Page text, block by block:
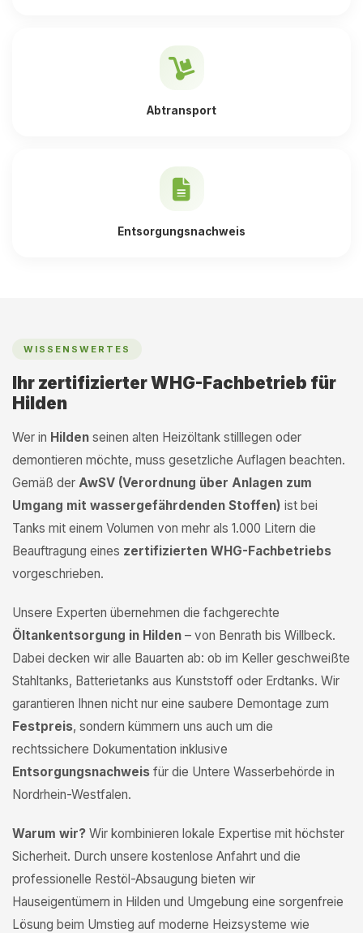
Abtransport
Entsorgungsnachweis
WISSENSWERTES
Ihr zertifizierter WHG-Fachbetrieb für
Hilden
Wer in Hilden seinen alten Heizöltank stilllegen oder
demontieren möchte, muss gesetzliche Auflagen beachten.
Gemäß der AwSV (Verordnung über Anlagen zum
Umgang mit wassergefährdenden Stoffen) ist bei
Tanks mit einem Volumen von mehr als 1.000 Litern die
Beauftragung eines zertifizierten WHG-Fachbetriebs
vorgeschrieben.
Unsere Experten übernehmen die fachgerechte
Öltankentsorgung in Hilden – von Benrath bis Willbeck.
Dabei decken wir alle Bauarten ab: ob im Keller geschweißte
Stahltanks, Batterietanks aus Kunststoff oder Erdtanks. Wir
garantieren Ihnen nicht nur eine saubere Demontage zum
Festpreis, sondern kümmern uns auch um die
rechtssichere Dokumentation inklusive
Entsorgungsnachweis für die Untere Wasserbehörde in
Nordrhein-Westfalen.
Warum wir? Wir kombinieren lokale Expertise mit höchster
Sicherheit. Durch unsere kostenlose Anfahrt und die
professionelle Restöl-Absaugung bieten wir
Hauseigentümern in Hilden und Umgebung eine sorgenfreie
Lösung beim Umstieg auf moderne Heizsysteme wie